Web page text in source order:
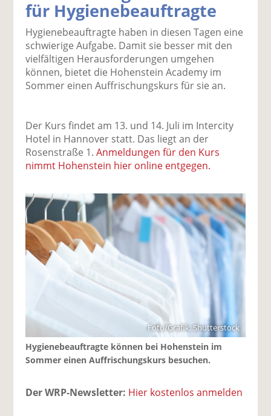
k
el
a
uf
F
ac
e
o
k
te
il
n
k
el
t
wi
tt
er
n
k
a
uf
Li
n
k
n
il
e
el
p
er
ai
v
er
n
D
für Hygienebeauftragte
Hygienebeauftragte haben in diesen Tagen eine
schwierige Aufgabe. Damit sie besser mit den
vielfältigen Herausforderungen umgehen
können, bietet die Hohenstein Academy im
Sommer einen Auffrischungskurs für sie an.
Der Kurs findet am 13. und 14. Juli im Intercity
Hotel in Hannover statt. Das liegt an der
Rosenstraße 1.Anmeldungen für den Kurs
nimmt Hohenstein hier online entgegen.
Foto/Grafik: Shutterstock
Hygienebeauftragte können bei Hohenstein im
Sommer einen Auffrischungskurs besuchen.
Der WRP-Newsletter: Hier kostenlos anmelden